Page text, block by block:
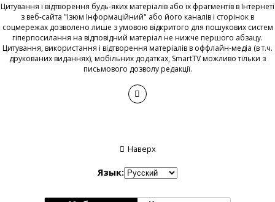
Цитування і відтворення будь-яких матеріалів або їх фрагментів в Інтернеті
з веб-сайта "Ізюм Інформаційний" або його каналів і сторінок в
соцмережах дозволено лише з умовою відкритого для пошукових систем
гіперпосилання на відповідний матеріал не нижче першого абзацу.
Цитування, використання і відтворення матеріалів в оффлайн-медіа (в т.ч.
друкованих виданнях), мобільних додатках, SmartTV можливо тільки з
письмового дозволу редакції.
Наверх
Язык: